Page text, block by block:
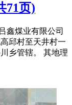
71页)
鑫煤业有限公司
邱村至天井村一
乡管辖。 其地理